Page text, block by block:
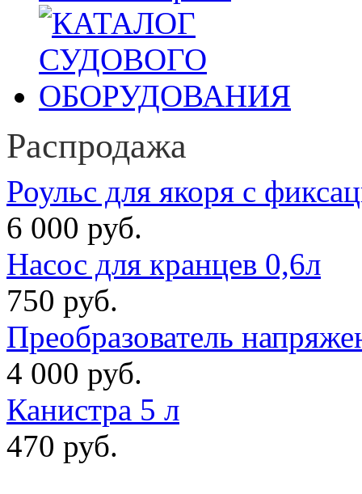
Распродажа
Роульс для якоря с
6 000 руб.
Насос для кранцев 0,6л
750 руб.
Преобразователь
4 000 руб.
Канистра 5 л
470 руб.